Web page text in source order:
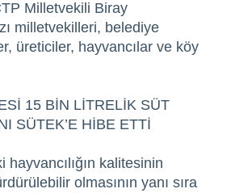
Milletvekili Biray
milletvekilleri, belediye
üreticiler, hayvancılar ve köy
15 BİN LİTRELİK SÜT
SÜTEK’E HİBE ETTİ
kalitesinin
olmasının yanı sıra